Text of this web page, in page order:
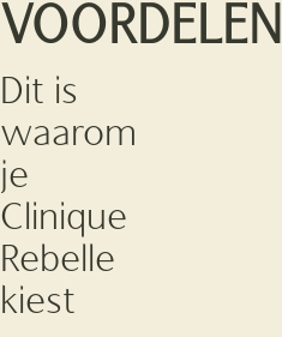
VOORDELEN
Dit is
waarom
je
Clinique
Rebelle
kiest